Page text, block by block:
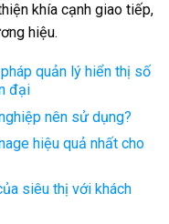
khía cạnh giao tiếp,
hiệu.
quản lý hiển thị số
đại
nên sử dụng?
hiệu quả nhất cho
siêu thị với khách